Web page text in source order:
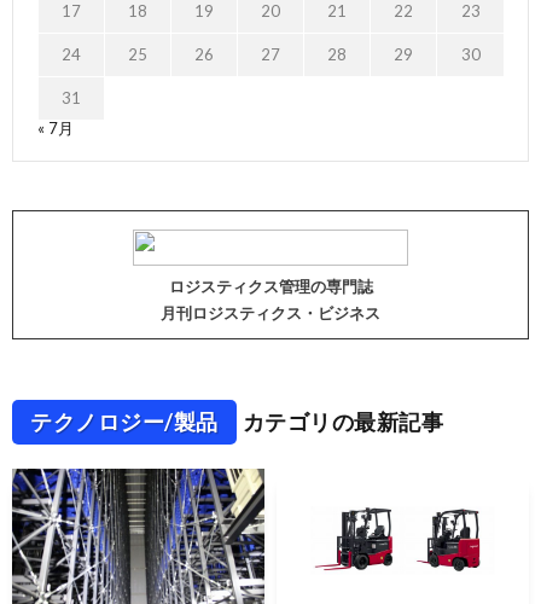
17 18 19 20 21 22 23
24 25 26 27 28 29 30
31
« 7月
ロジスティクス管理の専門誌
月刊ロジスティクス・ビジネス
テクノロジー/製品 カテゴリの最新記事